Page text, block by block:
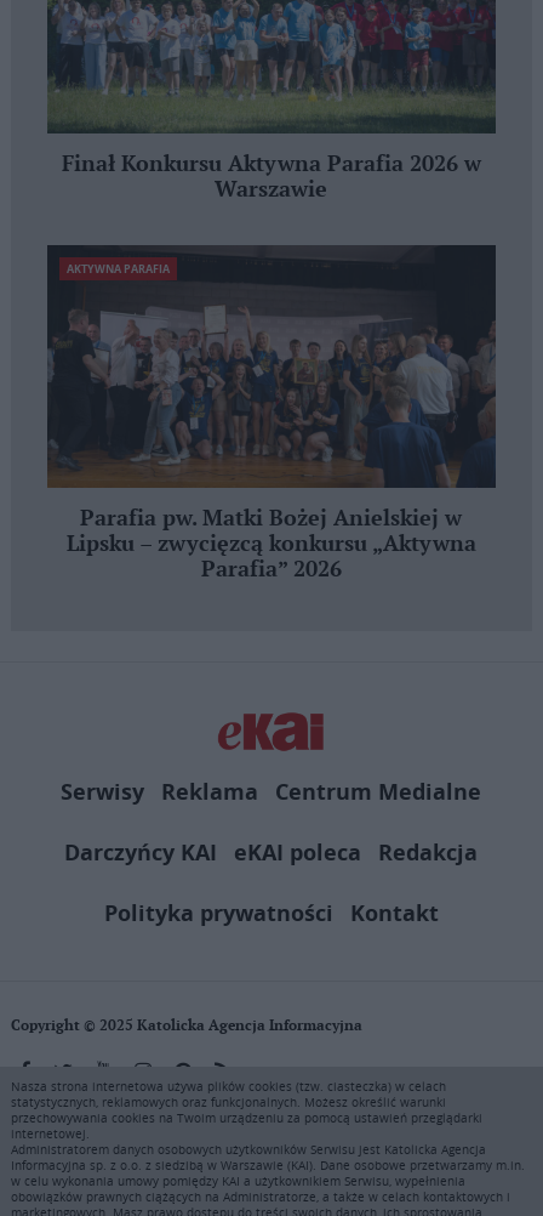
Finał Konkursu Aktywna Parafia 2026 w
Warszawie
AKTYWNA PARAFIA
Parafia pw. Matki Bożej Anielskiej w
Lipsku – zwycięzcą konkursu „Aktywna
Parafia” 2026
Serwisy Reklama
Centrum Medialne
Darczyńcy KAI
eKAI poleca
Redakcja
Polityka prywatności
Kontakt
Copyright © 2025 Katolicka Agencja Informacyjna
KAI zastrzega wszelkie prawa do serwisu. Użytkownicy mogą pobierać
i drukować fragmenty zawartości serwisu internetowego www.ekai.pl
wyłącznie do użytku osobistego. Publikacja, rozpowszechnianie
zawartości niniejszego serwisu lub jej sprzedaż (także framing i in.
podobne metody), są bez uprzedniej pisemnej zgody KAI zabronione i
Nasza strona internetowa używa plików cookies (tzw. ciasteczka) w celach
statystycznych, reklamowych oraz funkcjonalnych. Możesz określić warunki
przechowywania cookies na Twoim urządzeniu za pomocą ustawień przeglądarki
internetowej.
Administratorem danych osobowych użytkowników Serwisu jest Katolicka Agencja
Informacyjna sp. z o.o. z siedzibą w Warszawie (KAI). Dane osobowe przetwarzamy m.in.
w celu wykonania umowy pomiędzy KAI a użytkownikiem Serwisu, wypełnienia
obowiązków prawnych ciążących na Administratorze, a także w celach kontaktowych i